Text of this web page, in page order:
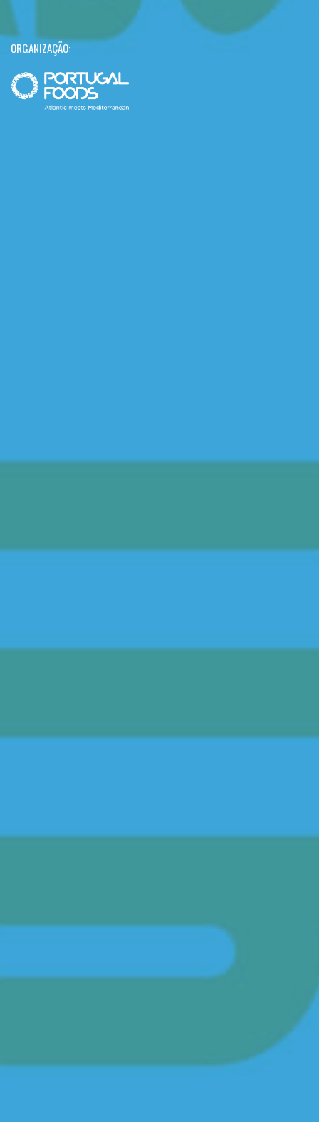
ORGANIZAÇÃO: